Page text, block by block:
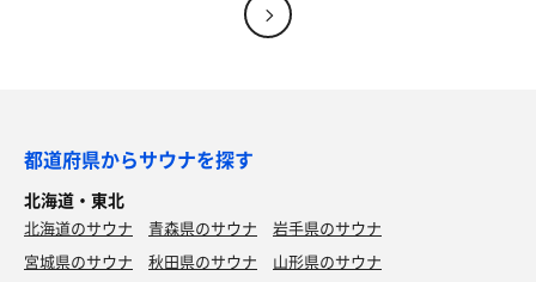
都道府県からサウナを探す
北海道・東北
北海道のサウナ 青森県のサウナ
岩手県のサウナ
宮城県のサウナ
秋田県のサウナ
山形県のサウナ